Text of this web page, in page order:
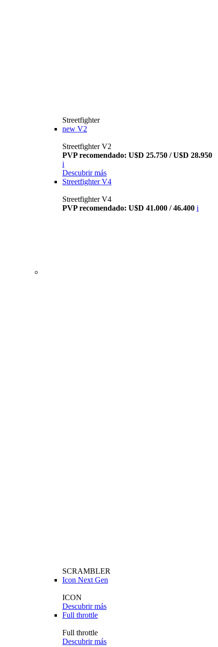
Streetfighter
new V2
Streetfighter V2
PVP recomendado: U$D 25.750 / U$D 28.950
i
Descubrir más
Streetfighter V4
Streetfighter V4
PVP recomendado: U$D 41.000 / 46.400 i
SCRAMBLER
Icon Next Gen
ICON
Descubrir más
Full throttle
Full throttle
Descubrir más